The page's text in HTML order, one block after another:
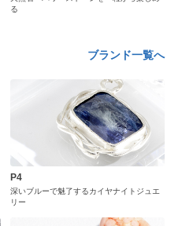
る
ブランド一覧へ
P4
深いブルーで魅了するカイヤナイトジュエ
リー